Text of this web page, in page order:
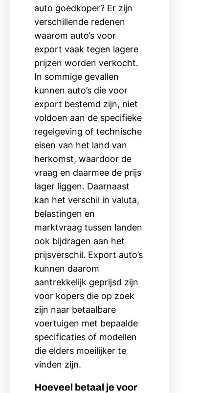
auto goedkoper? Er zijn
verschillende redenen
waarom auto’s voor
export vaak tegen lagere
prijzen worden verkocht.
In sommige gevallen
kunnen auto’s die voor
export bestemd zijn, niet
voldoen aan de specifieke
regelgeving of technische
eisen van het land van
herkomst, waardoor de
vraag en daarmee de prijs
lager liggen. Daarnaast
kan het verschil in valuta,
belastingen en
marktvraag tussen landen
ook bijdragen aan het
prijsverschil. Export auto’s
kunnen daarom
aantrekkelijk geprijsd zijn
voor kopers die op zoek
zijn naar betaalbare
voertuigen met bepaalde
specificaties of modellen
die elders moeilijker te
vinden zijn.
Hoeveel betaal je voor